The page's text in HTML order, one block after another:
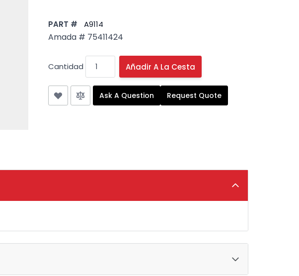
PART # A9114
Amada # 75411424
Cantidad Añadir A La Cesta
Ask A Question Request Quote